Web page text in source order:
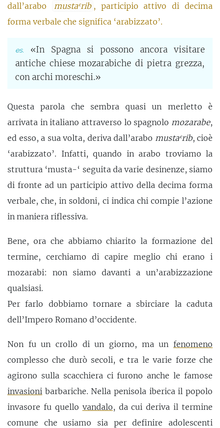
dall’arabo
mustaʿrib , participio attivo di decima
forma verbale che significa ‘arabizzato’.
«In Spagna si possono ancora visitare
antiche chiese mozarabiche di pietra grezza,
con archi moreschi.»
Questa parola che sembra quasi un merletto è
arrivata in italiano attraverso lo spagnolo mozarabe,
ed esso, a sua volta, deriva dall’arabo mustaʿrib, cioè
‘arabizzato’. Infatti, quando in arabo troviamo la
struttura ‘musta-‘ seguita da varie desinenze, siamo
di fronte ad un participio attivo della decima forma
verbale, che, in soldoni, ci indica chi compie l’azione
in maniera riflessiva.
Bene, ora che abbiamo chiarito la formazione del
termine, cerchiamo di capire meglio chi erano i
mozarabi: non siamo davanti a un’arabizzazione
qualsiasi.
Per farlo dobbiamo tornare a sbirciare la caduta
dell’Impero Romano d’occidente.
Non fu un crollo di un giorno, ma un fenomeno
complesso che durò secoli, e tra le varie forze che
agirono sulla scacchiera ci furono anche le famose
invasioni barbariche. Nella penisola iberica il popolo
invasore fu quello vandalo, da cui deriva il termine
comune che usiamo sia per definire adolescenti